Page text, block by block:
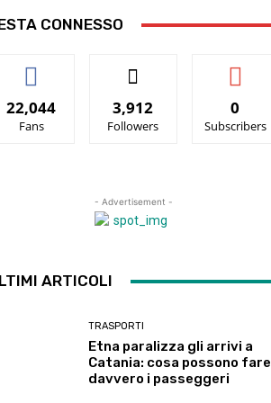
CONNESSO
22,044
Fans
3,912
Followers
0
Subscribers
- Advertisement -
ARTICOLI
TRASPORTI
Etna paralizza gli arrivi a
Catania: cosa possono fare
davvero i passeggeri